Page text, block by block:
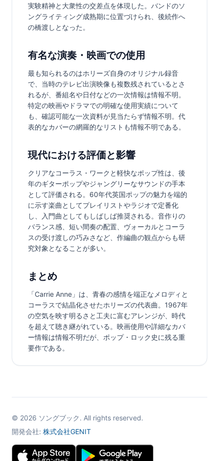
実験精神と大衆性の交差点を体現した。バンドのソ
ングライティング成熟期に位置づけられ、後続作へ
の橋渡しとなった。
有名な演奏・映画での使用
最も知られるのはホリーズ自身のオリジナル録音
で、当時のテレビ出演映像も複数残されているとさ
れるが、番組名や日付などの一次情報は情報不明。
特定の映画やドラマでの明確な使用実績について
も、確認可能な一次資料が見当たらず情報不明。代
表的なカバーの網羅的なリストも情報不明である。
現代における評価と影響
クリアなコーラス・ワークと軽快なポップ性は、後
年のギターポップやジャングリーなサウンドの手本
として評価される。60年代英国ポップの魅力を端的
に示す楽曲としてプレイリストやラジオで定番化
し、入門曲としてもしばしば推奨される。音作りの
バランス感、短い間奏の配置、ヴォーカルとコーラ
スの受け渡しの巧みさなど、作編曲の観点からも研
究対象となることが多い。
まとめ
「Carrie Anne」は、青春の感情を端正なメロディと
コーラスで結晶化させたホリーズの代表曲。1967年
の空気を映す明るさと工夫に富むアレンジが、時代
を超えて聴き継がれている。映画使用や詳細なカバ
ー情報は情報不明だが、ポップ・ロック史に残る重
要作である。
© 2026 ソングブック. All rights reserved.
開発会社: 株式会社GENIT